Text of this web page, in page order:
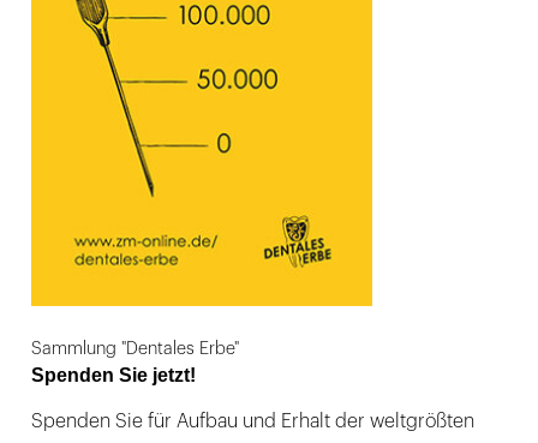
Sammlung "Dentales Erbe"
Spenden Sie jetzt!
Spenden Sie für Aufbau und Erhalt der weltgrößten